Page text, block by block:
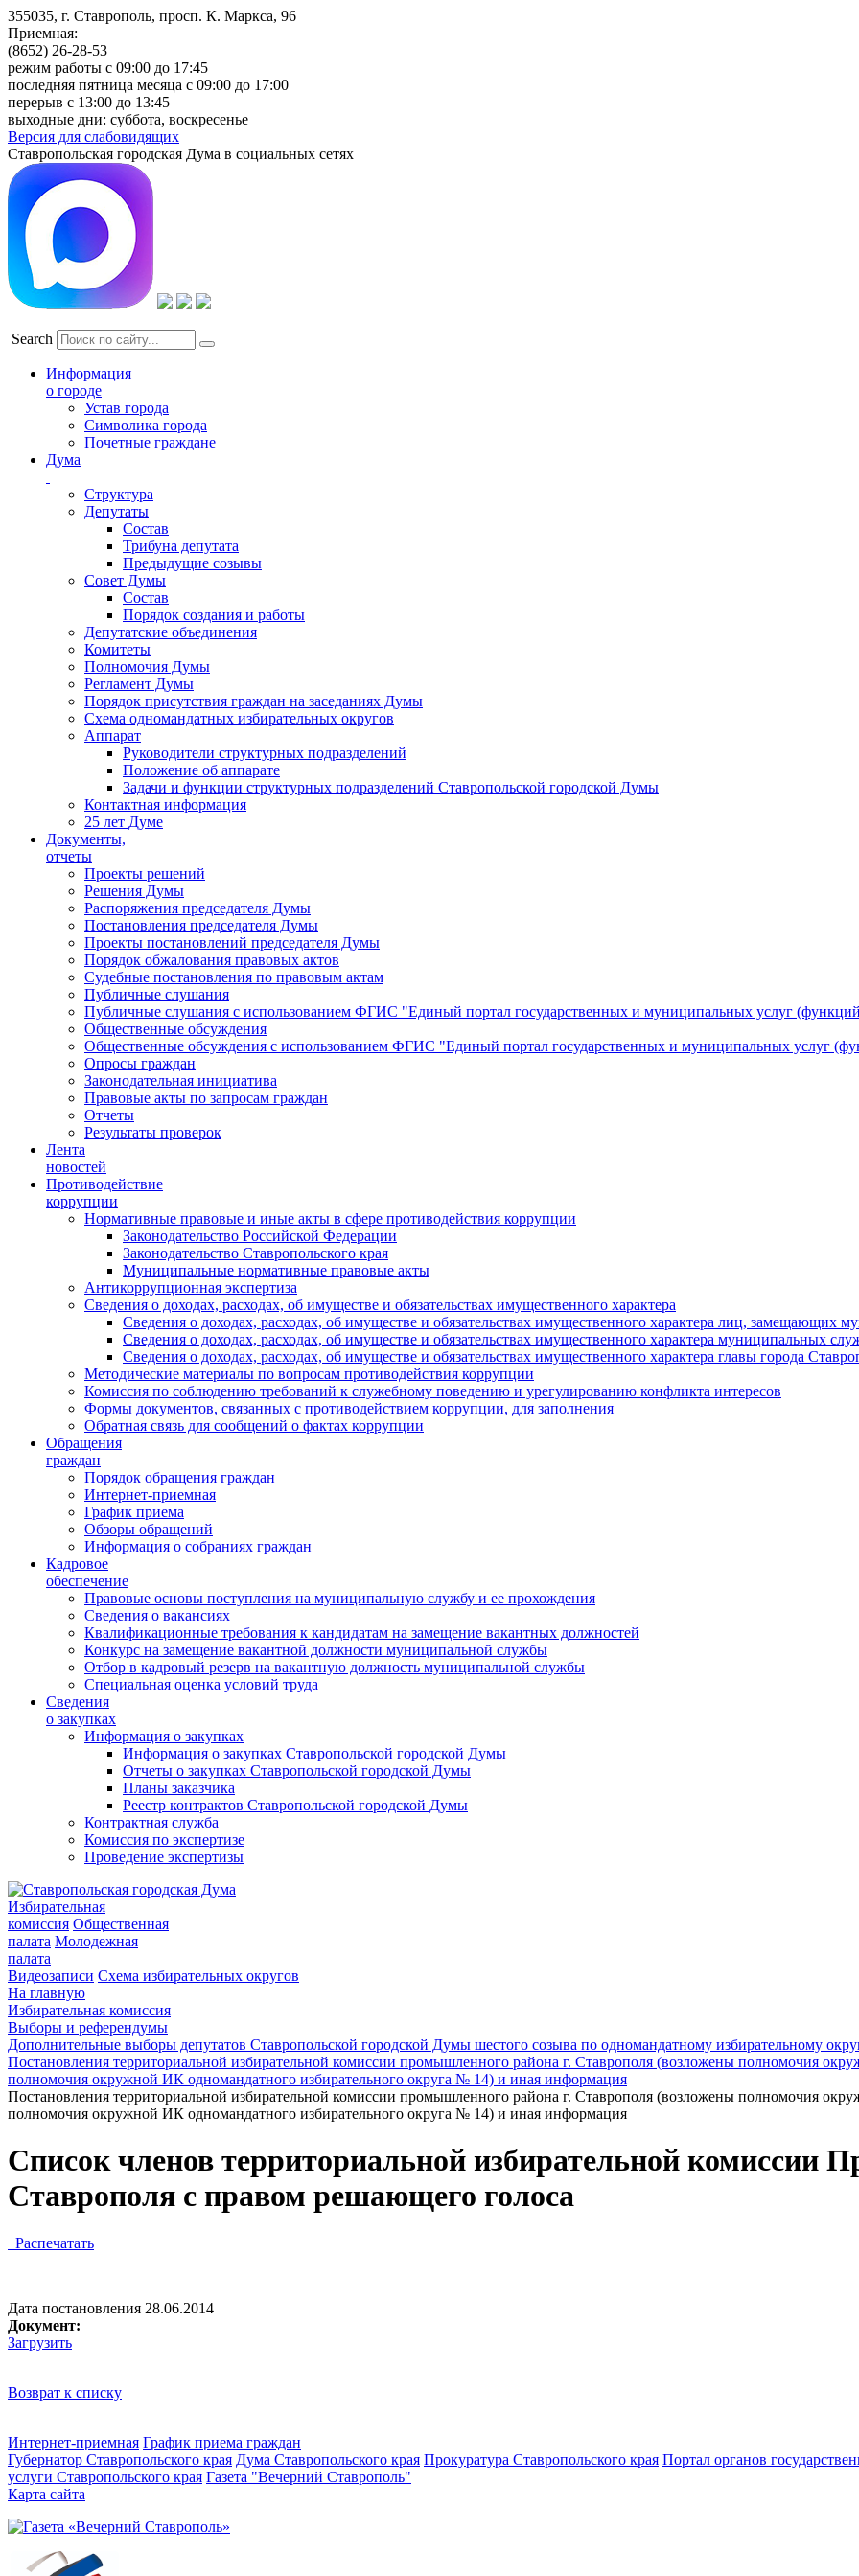
355035, г. Ставрополь, просп. К. Маркса, 96
Приемная:
(8652) 26-28-53
режим работы с 09:00 до 17:45
последняя пятница месяца с 09:00 до 17:00
перерыв с 13:00 до 13:45
выходные дни: суббота, воскресенье
Версия для слабовидящих
Ставропольская городская Дума в социальных сетях
Search
Информация
о городе
Устав города
Символика города
Почетные граждане
Дума
Структура
Депутаты
Состав
Трибуна депутата
Предыдущие созывы
Совет Думы
Состав
Порядок создания и работы
Депутатские объединения
Комитеты
Полномочия Думы
Регламент Думы
Порядок присутствия граждан на заседаниях Думы
Схема одномандатных избирательных округов
Аппарат
Руководители структурных подразделений
Положение об аппарате
Задачи и функции структурных подразделений Ставропольской городской Думы
Контактная информация
25 лет Думе
Документы,
отчеты
Проекты решений
Решения Думы
Распоряжения председателя Думы
Постановления председателя Думы
Проекты постановлений председателя Думы
Порядок обжалования правовых актов
Судебные постановления по правовым актам
Публичные слушания
Публичные слушания с использованием ФГИС "Единый портал государственных и муниципальных услуг
Общественные обсуждения
Общественные обсуждения с использованием ФГИС "Единый портал государственных и муниципальных услуг
Опросы граждан
Законодательная инициатива
Правовые акты по запросам граждан
Отчеты
Результаты проверок
Лента
новостей
Противодействие
коррупции
Нормативные правовые и иные акты в сфере противодействия коррупции
Законодательство Российской Федерации
Законодательство Ставропольского края
Муниципальные нормативные правовые акты
Антикоррупционная экспертиза
Сведения о доходах, расходах, об имуществе и обязательствах имущественного характера
Сведения о доходах, расходах, об имуществе и обязательствах имущественного характера лиц,
Сведения о доходах, расходах, об имуществе и обязательствах имущественного характера муниципальных
Сведения о доходах, расходах, об имуществе и обязательствах имущественного характера главы города
Методические материалы по вопросам противодействия коррупции
Комиссия по соблюдению требований к служебному поведению и урегулированию конфликта интересов
Формы документов, связанных с противодействием коррупции, для заполнения
Обратная связь для сообщений о фактах коррупции
Обращения
граждан
Порядок обращения граждан
Интернет-приемная
График приема
Обзоры обращений
Информация о собраниях граждан
Кадровое
обеспечение
Правовые основы поступления на муниципальную службу и ее прохождения
Сведения о вакансиях
Квалификационные требования к кандидатам на замещение вакантных должностей
Конкурс на замещение вакантной должности муниципальной службы
Отбор в кадровый резерв на вакантную должность муниципальной службы
Специальная оценка условий труда
Сведения
о закупках
Информация о закупках
Информация о закупках Ставропольской городской Думы
Отчеты о закупках Ставропольской городской Думы
Планы заказчика
Реестр контрактов Ставропольской городской Думы
Контрактная служба
Комиссия по экспертизе
Проведение экспертизы
Избирательная
комиссия Общественная
палата Молодежная
палата
Видеозаписи Схема избирательных округов
На главную
Избирательная комиссия
Выборы и референдумы
Дополнительные выборы депутатов Ставропольской городской Думы шестого созыва по одномандатному избирательному
Постановления территориальной избирательной комиссии промышленного района г. Ставрополя (возложены полномочия
полномочия окружной ИК одномандатного избирательного округа № 14) и иная информация
Постановления территориальной избирательной комиссии промышленного района г. Ставрополя (возложены полномочия
полномочия окружной ИК одномандатного избирательного округа № 14) и иная информация
Список членов территориальной избирательной комиссии
Ставрополя с правом решающего голоса
Распечатать
Дата постановления 28.06.2014
Документ:
Загрузить
Возврат к списку
Интернет-приемная График приема граждан
Губернатор Ставропольского края Дума Ставропольского края Прокуратура Ставропольского края Портал органов
услуги Ставропольского края Газета "Вечерний Ставрополь"
Карта сайта